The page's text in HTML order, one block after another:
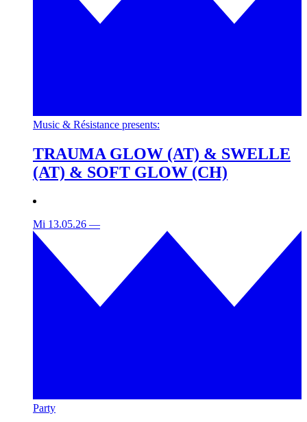
Music & Résistance presents:
TRAUMA GLOW (AT) & SWELLE
(AT) & SOFT GLOW (CH)
Mi 13.05.26 —
Party